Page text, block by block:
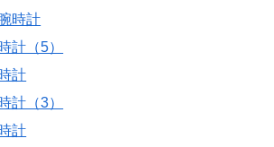
時計
計（5）
計
計（3）
計